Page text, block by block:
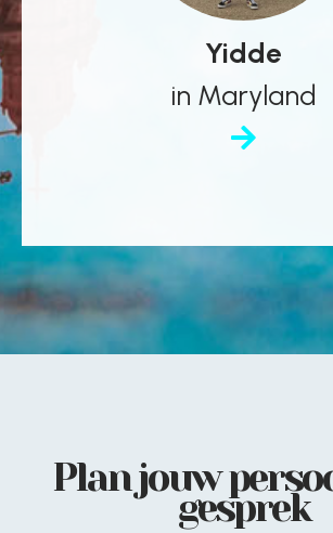
Yidde
in Maryland
Plan jouw
gesprek